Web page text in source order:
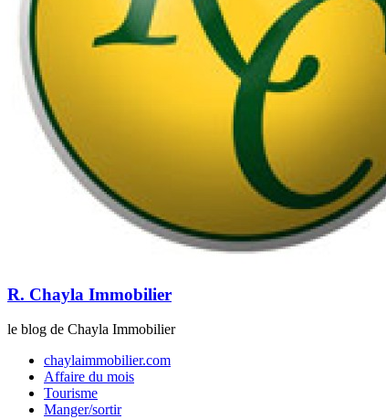
R. Chayla Immobilier
le blog de Chayla Immobilier
chaylaimmobilier.com
Affaire du mois
Tourisme
Manger/sortir